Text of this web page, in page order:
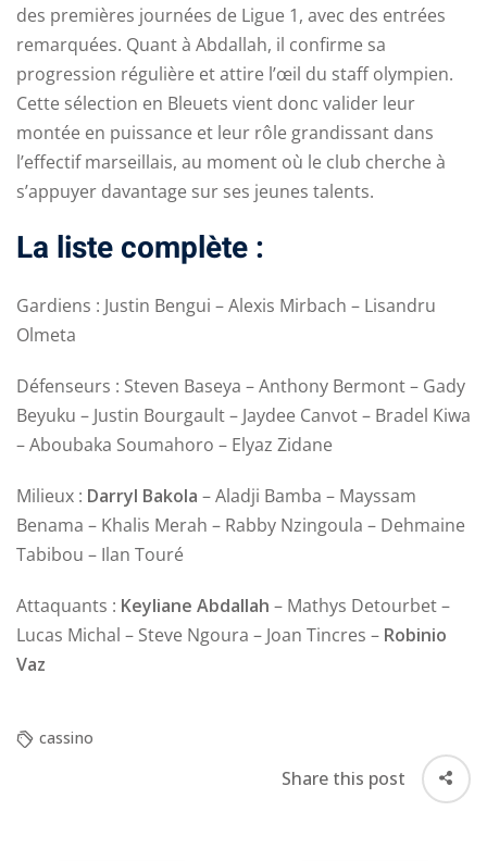
des premières journées de Ligue 1, avec des entrées
remarquées. Quant à Abdallah, il confirme sa
progression régulière et attire l’œil du staff olympien.
Cette sélection en Bleuets vient donc valider leur
montée en puissance et leur rôle grandissant dans
l’effectif marseillais, au moment où le club cherche à
s’appuyer davantage sur ses jeunes talents.
La liste complète :
Gardiens : Justin Bengui – Alexis Mirbach – Lisandru
Olmeta
Défenseurs : Steven Baseya – Anthony Bermont – Gady
Beyuku – Justin Bourgault – Jaydee Canvot – Bradel Kiwa
– Aboubaka Soumahoro – Elyaz Zidane
Milieux : Darryl Bakola – Aladji Bamba – Mayssam
Benama – Khalis Merah – Rabby Nzingoula – Dehmaine
Tabibou – Ilan Touré
Attaquants : Keyliane Abdallah – Mathys Detourbet –
Lucas Michal – Steve Ngoura – Joan Tincres – Robinio
Vaz
cassino
Share this post